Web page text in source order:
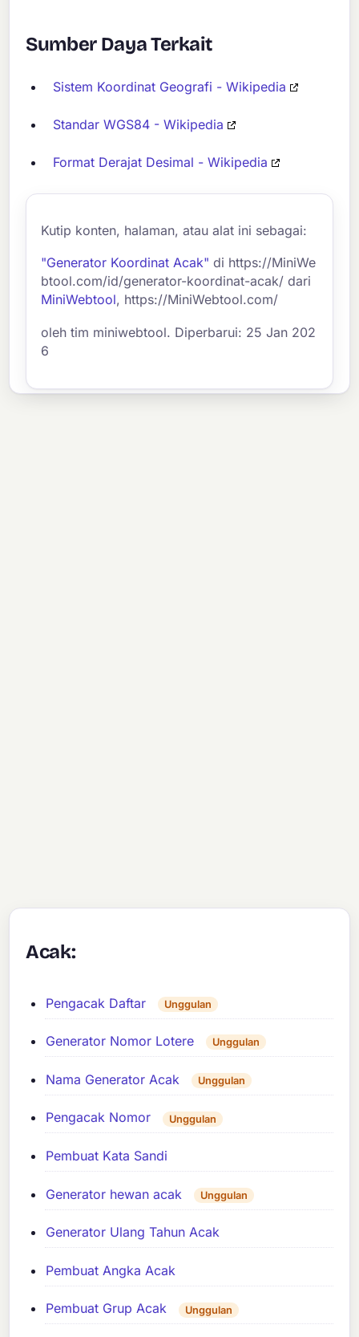
Sumber Daya Terkait
Sistem Koordinat Geografi - Wikipedia
Standar WGS84 - Wikipedia
Format Derajat Desimal - Wikipedia
Kutip konten, halaman, atau alat ini sebagai:
"Generator Koordinat Acak" di https://MiniWe
btool.com/id/generator-koordinat-acak/ dari
MiniWebtool, https://MiniWebtool.com/
oleh tim miniwebtool. Diperbarui: 25 Jan 202
6
Acak:
Pengacak Daftar Unggulan
Generator Nomor Lotere Unggulan
Nama Generator Acak Unggulan
Pengacak Nomor Unggulan
Pembuat Kata Sandi
Generator hewan acak Unggulan
Generator Ulang Tahun Acak
Pembuat Angka Acak
Pembuat Grup Acak Unggulan